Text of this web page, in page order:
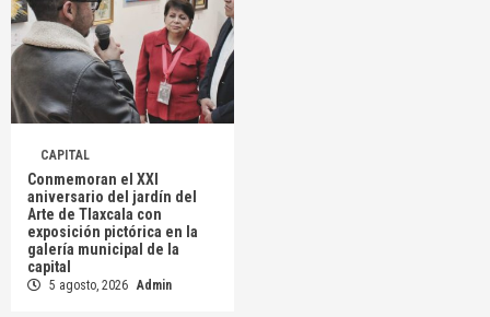
CAPITAL
Conmemoran el XXI
aniversario del jardín del
Arte de Tlaxcala con
exposición pictórica en la
galería municipal de la
capital
5 agosto, 2026 Admin